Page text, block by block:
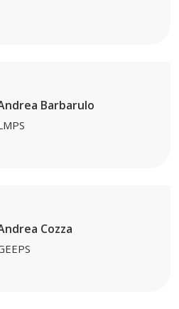
Barbarulo
Cozza